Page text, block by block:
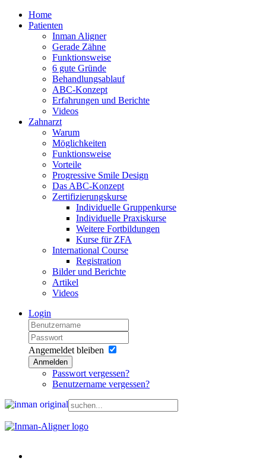
Home
Patienten
Inman Aligner
Gerade Zähne
Funktionsweise
6 gute Gründe
Behandlungsablauf
ABC-Konzept
Erfahrungen und Berichte
Videos
Zahnarzt
Warum
Möglichkeiten
Funktionsweise
Vorteile
Progressive Smile Design
Das ABC-Konzept
Zertifizierungskurse
Individuelle Gruppenkurse
Individuelle Praxiskurse
Weitere Fortbildungen
Kurse für ZFA
International Course
Registration
Bilder und Berichte
Artikel
Videos
Login
Angemeldet bleiben
Anmelden
Passwort vergessen?
Benutzername vergessen?